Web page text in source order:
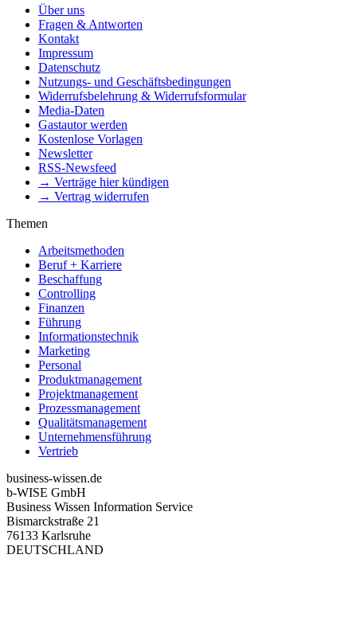
Über uns
Fragen & Antworten
Kontakt
Impressum
Datenschutz
Nutzungs- und Geschäftsbedingungen
Widerrufsbelehrung & Widerrufsformular
Media-Daten
Gastautor werden
Kostenlose Vorlagen
Newsletter
RSS-Newsfeed
→ Verträge hier kündigen
→ Vertrag widerrufen
Themen
Arbeitsmethoden
Beruf + Karriere
Beschaffung
Controlling
Finanzen
Führung
Informationstechnik
Marketing
Personal
Produktmanagement
Projektmanagement
Prozessmanagement
Qualitätsmanagement
Unternehmensführung
Vertrieb
business-wissen.de
b-WISE GmbH
Business Wissen Information Service
Bismarckstraße 21
76133 Karlsruhe
DEUTSCHLAND